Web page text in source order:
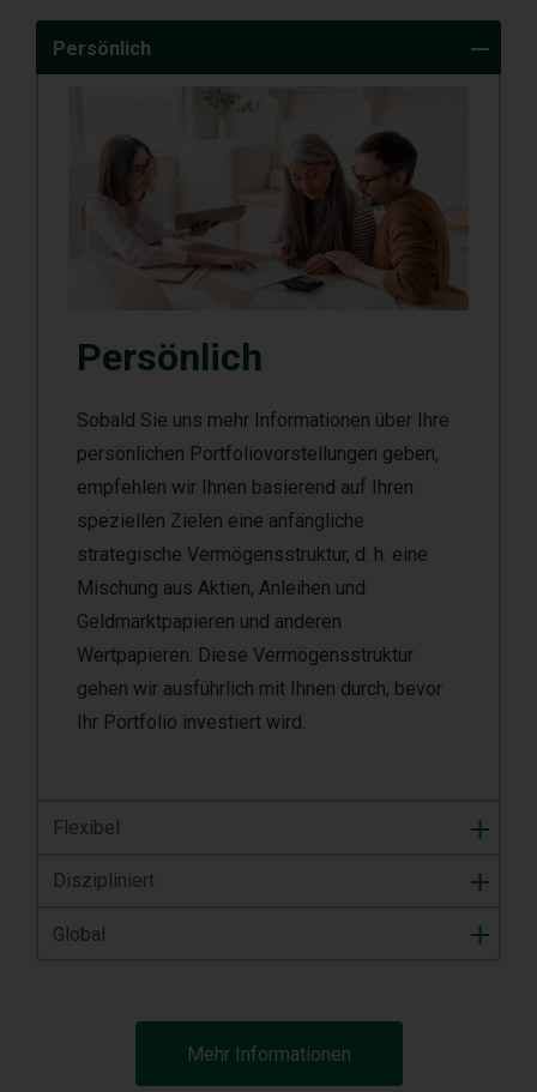
Persönlich
Persönlich
Sobald Sie uns mehr Informationen über Ihre
persönlichen Portfoliovorstellungen geben,
empfehlen wir Ihnen basierend auf Ihren
speziellen Zielen eine anfängliche
strategische Vermögensstruktur, d. h. eine
Mischung aus Aktien, Anleihen und
Geldmarktpapieren und anderen
Wertpapieren. Diese Vermögensstruktur
gehen wir ausführlich mit Ihnen durch, bevor
Ihr Portfolio investiert wird.
Flexibel
Diszipliniert
Global
Mehr Informationen